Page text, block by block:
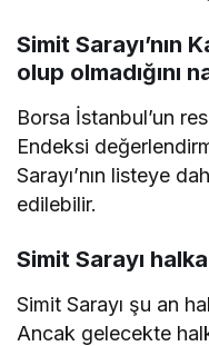
Simit Sarayı’nın
olup olmadığını
Borsa İstanbul’un
Endeksi
Sarayı’nın listeye
edilebilir.
Simit Sarayı
Simit Sarayı şu an
Ancak gelecekte